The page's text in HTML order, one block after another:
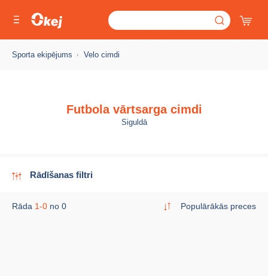
Sporta ekipējums Velo cimdi
Futbola vārtsarga cimdi
Siguldā
Rādīšanas filtri
Rāda 1-0 no 0 Populārākās preces